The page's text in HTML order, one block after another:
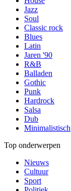
Jazz
Soul
Classic rock
Blues
Latin
Jaren '90
R&B
Balladen
Gothic
Punk
Hardrock
Salsa
Dub
Minimalistisch
Top onderwerpen
Nieuws
Cultuur
Sport